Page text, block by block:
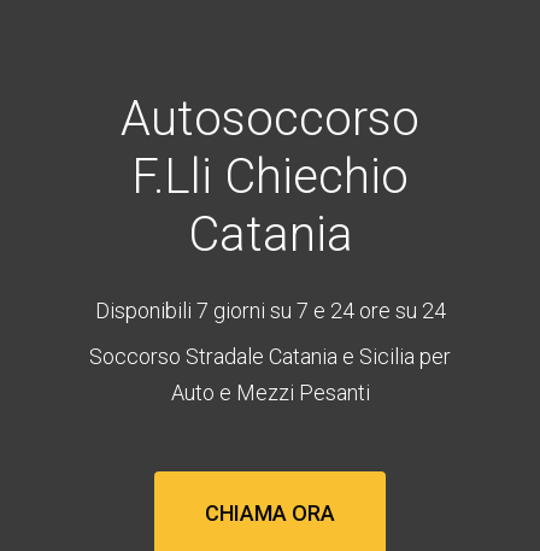
Autosoccorso
F.lli Chiechio
Catania
Disponibili 7 giorni su 7 e 24 ore su 24
Soccorso Stradale Catania e Sicilia per
Auto e Mezzi Pesanti
CHIAMA ORA